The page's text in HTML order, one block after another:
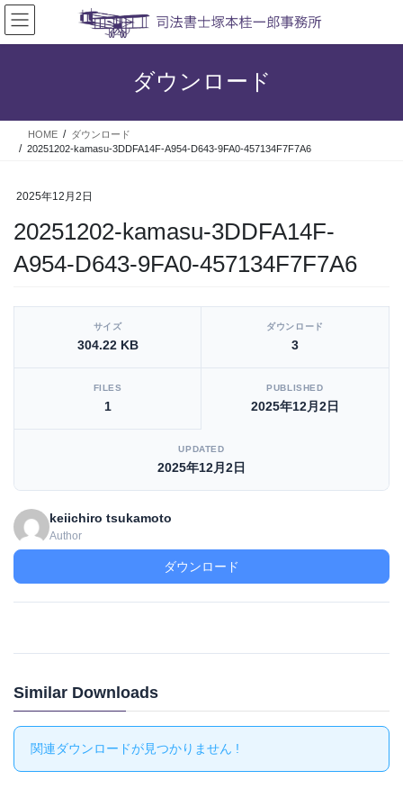
コ
ン
テ
ス
ナ
ビ
ゲ
ン
ダウンロード
HOME
ダウンロード
20251202-kamasu-3DDFA14F-A954-D643-9FA0-457134F7F7A6
2025年12月2日
20251202-kamasu-3DDFA14F-
A954-D643-9FA0-457134F7F7A6
[video_player_1200x800]
サイズ
304.22 KB
ダウンロード
3
FILES
1
PUBLISHED
2025年12月2日
UPDATED
2025年12月2日
keiichiro tsukamoto
Author
ダウンロード
Similar Downloads
関連ダウンロードが見つかりません !